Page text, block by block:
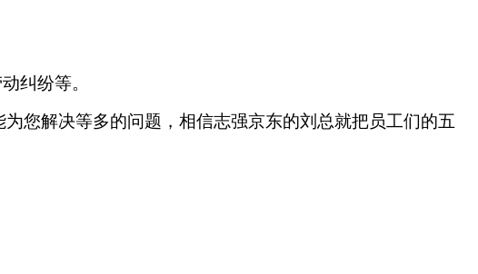
纠纷等。
您解决等多的问题，相信志强京东的刘总就把员工们的五